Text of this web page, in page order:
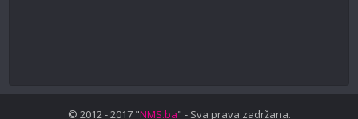
© 2012 - 2017 "NMS.ba" - Sva prava zadržana.